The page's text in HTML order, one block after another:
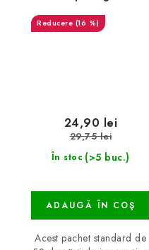
(16 %)
În stoc (>5 buc.)
24,90 lei
29,75 lei
ADAUGĂ ÎN COŞ
Acest pachet standard de